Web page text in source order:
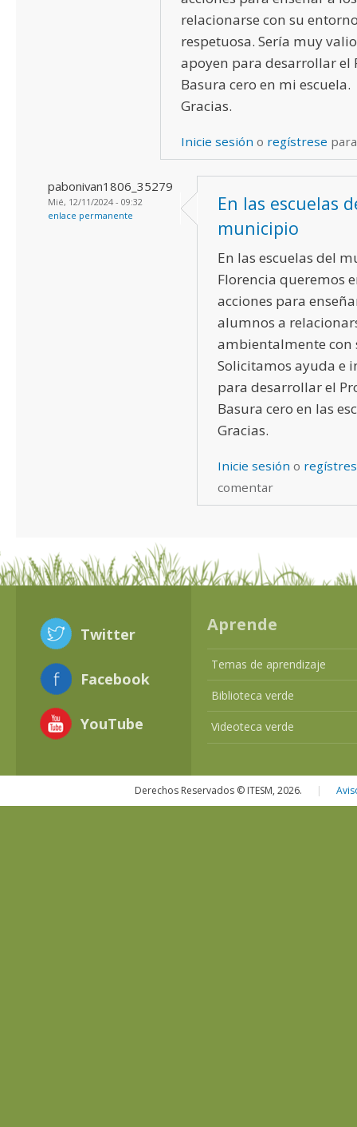
relacionarse con su
respetuosa. Sería muy
apoyen para desarrollar el
Basura cero en mi escuela.
Gracias.
Inicie sesión o regístrese
pabonivan1806_35279
Mié, 12/11/2024 - 09:32
enlace permanente
En las escuelas
municipio
En las escuelas del
Florencia queremos
acciones para
alumnos a
ambientalmente con
Solicitamos ayuda e
para desarrollar el
Basura cero en las
Gracias.
Inicie sesión o
comentar
Twitter
Facebook
YouTube
Aprende
Temas de aprendizaje
Biblioteca verde
Videoteca verde
Derechos Reservados © ITESM, 2026. |